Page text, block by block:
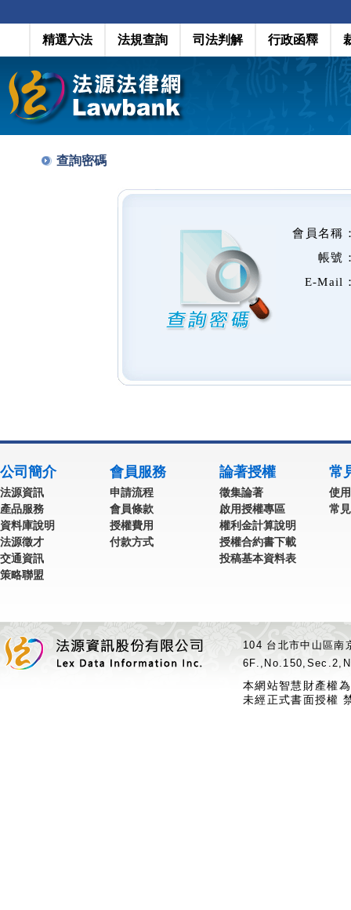
精選六法 法規查詢 司法判解 行政函釋
查詢密碼
會員名稱
帳號
E-Mail
公司簡介
法源資訊
產品服務
資料庫說明
法源徵才
交通資訊
策略聯盟
會員服務
申請流程
會員條款
授權費用
付款方式
論著授權
徵集論著
啟用授權專區
權利金計算說明
授權合約書下載
投稿基本資料表
常
使
常
104 台北市中山區
本網站智慧財產權
未經正式書面授權